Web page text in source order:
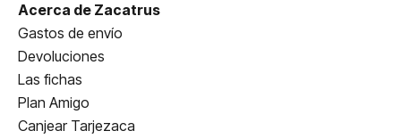
Acerca de Zacatrus
Gastos de envío
Devoluciones
Las fichas
Plan Amigo
Canjear Tarjezaca